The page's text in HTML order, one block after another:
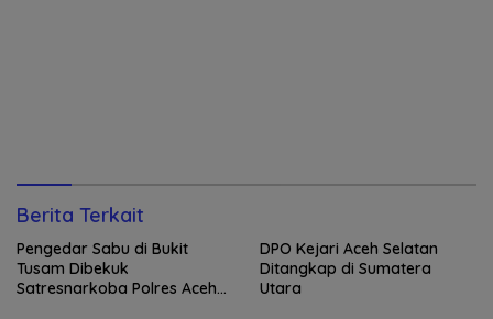
Berita Terkait
Pengedar Sabu di Bukit
Tusam Dibekuk
Satresnarkoba Polres Aceh
DPO Kejari Aceh Selatan
Ditangkap di Sumatera
Utara